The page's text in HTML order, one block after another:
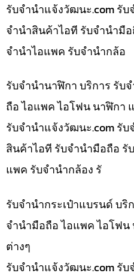
รับจํานําแจ้งวัฒนะ.com รับ
จำนำสินค้าไอที รับจำนำมื
จำนำไอแพค รับจำนำกล้อ
รับจำนำนาฬิกา บริการ รับ
ถือ ไอแพค ไอโฟน นาฬิกา
รับจํานําแจ้งวัฒนะ.com รั
สินค้าไอที รับจำนำมือถือ รั
แพค รับจำนำกล้อง รั
รับจำนำกระเป๋าแบรนด์ บ
จำนำมือถือ ไอแพค ไอโฟ
ต่างๆ
รับจํานําแจ้งวัฒนะ.com รับ